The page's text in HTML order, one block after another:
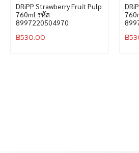
DRiPP Strawberry Fruit Pulp
760ml รหัส
8997220504970
฿530.00 ฿